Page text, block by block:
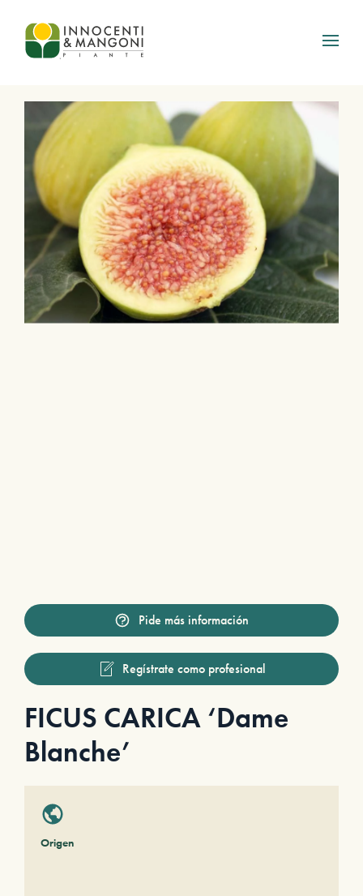
Skip to main content
Pide más información
Regístrate como profesional
FICUS CARICA ‘Dame
Blanche’
Origen